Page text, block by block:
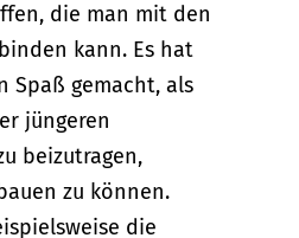
die man mit den
kann. Es hat
Spaß gemacht, als
jüngeren
beizutragen,
zu können.
die